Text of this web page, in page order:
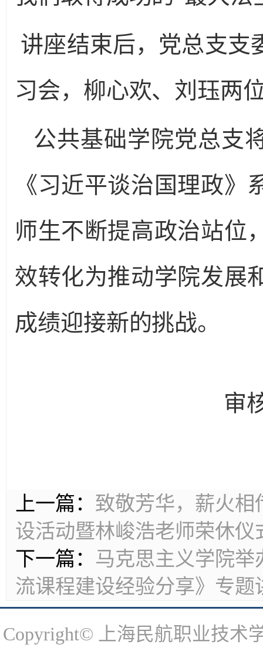
讲座结束后，党总支支
习会，柳心欢、刘珏两
公共基础学院党总支
《习近平谈治国理政
师生不断提高政治站位
效转化为推动学院发展
成绩迎接新的挑战。
审
上一篇： 致敬芳华，薪火
设活动暨林峻浩老师荣休仪
下一篇： 马克思主义学院
流课程建设经验分享》专题
Copyright© 上海民航职业技